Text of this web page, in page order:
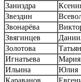
Заниздра
Звездин
Звонарёва
Звягинцев
Золотова
Игнатьева
Мария
Ильина
Юлия
Караванов